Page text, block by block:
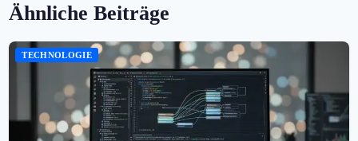
Ähnliche Beiträge
TECHNOLOGIE